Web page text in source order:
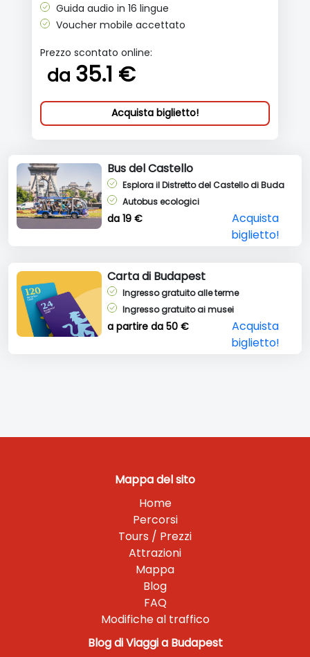
Guida audio in 16 lingue
Voucher mobile accettato
Prezzo scontato online:
da 35.1 €
Acquista biglietto!
Bus del Castello
Esplora il Distretto del Castello di Buda
Autobus ecologici
da 19 €
Acquista
biglietto!
Carta di Budapest
Ingresso gratuito alle terme
Ingresso gratuito ai musei
a partire da 50 €
Acquista
biglietto!
Mappa del sito
Home
Percorsi
Tours / Prezzi
Attrazioni
Mappa
Blog
FAQ
Modifiche al traffico
Blog di Viaggi a Budapest